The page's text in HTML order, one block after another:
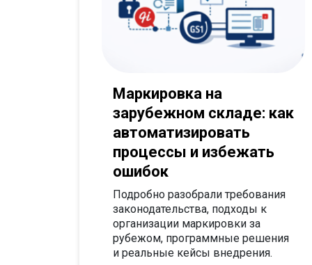
Маркировка на
зарубежном складе: как
автоматизировать
процессы и избежать
ошибок
Подробно разобрали требования
законодательства, подходы к
организации маркировки за
рубежом, программные решения
и реальные кейсы внедрения.